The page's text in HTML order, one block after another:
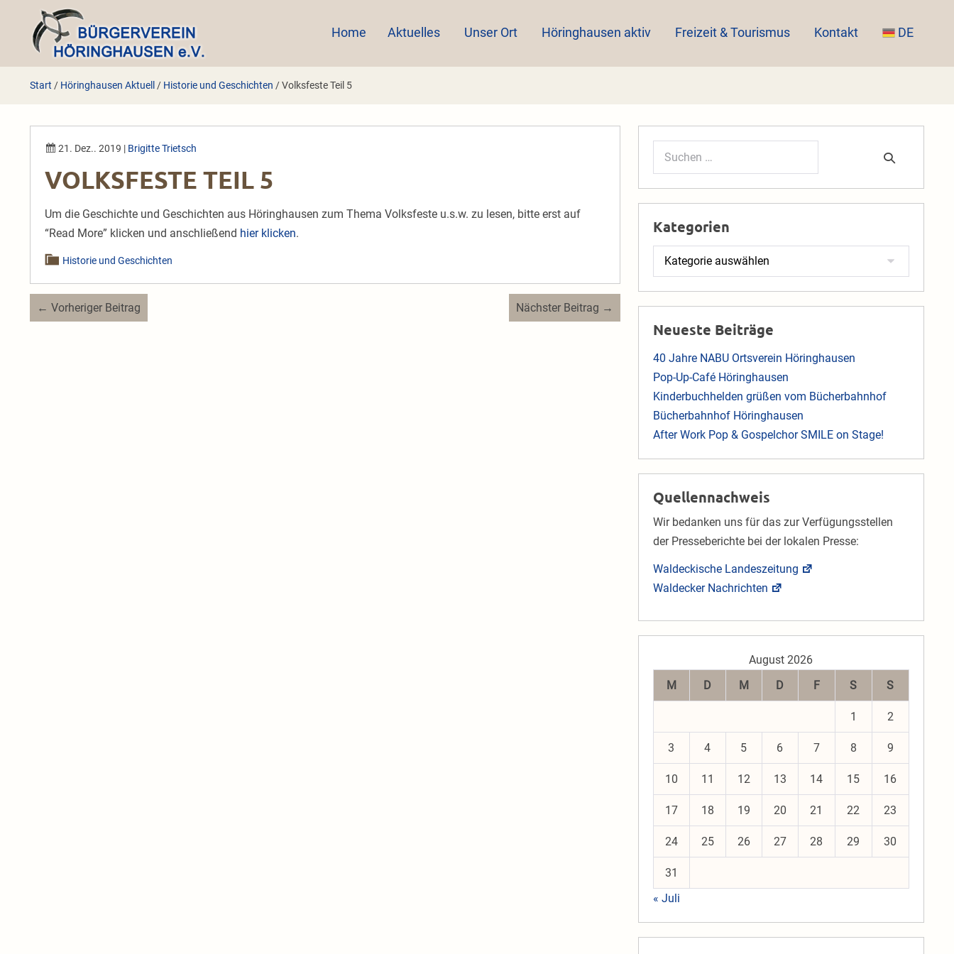
springen
Home Aktuelles Unser Ort Höringhausen aktiv Freizeit & Tourismus Kontakt DE
Start / Höringhausen Aktuell / Historie und Geschichten /Volksfeste Teil 5
21. Dez.. 2019 | Brigitte Trietsch
VOLKSFESTE TEIL 5
Um die Geschichte und Geschichten aus Höringhausen zum Thema Volksfeste u.s.w. zu lesen, bitte erst auf
“Read More” klicken und anschließend hier klicken.
Historie und Geschichten
Beitragsnavigation
← Vorheriger Beitrag Nächster Beitrag →
Suchen
Kategorien
Kategorien
Neueste Beiträge
40 Jahre NABU Ortsverein Höringhausen
Pop-Up-Café Höringhausen
Kinderbuchhelden grüßen vom Bücherbahnhof
Bücherbahnhof Höringhausen
After Work Pop & Gospelchor SMILE on Stage!
Quellennachweis
Wir bedanken uns für das zur Verfügungsstellen
der Presseberichte bei der lokalen Presse:
Waldeckische Landeszeitung
Waldecker Nachrichten
August 2026
M
D M D F S S
1 2
3 4 5 6 7 8 9
10 11 12 13 14 15 16
17 18 19 20 21 22 23
24 25 26 27 28 29 30
31
« Juli